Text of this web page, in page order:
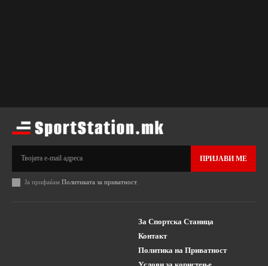
ПРИЈАВИ МЕ
Ја прифаќам Политиката за приватност.
За Спортска Станица
Контакт
Политика на Приватност